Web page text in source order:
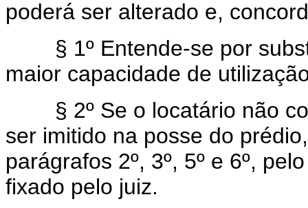
poderá ser alterado e,
§ 1º Entende-se por
maior capacidade de
§ 2º Se o locatário não
ser imitido na posse do
parágrafos 2º, 3º, 5º e 6º,
fixado pelo juiz.